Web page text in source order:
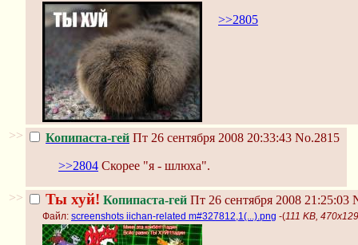
>>2805
>> Копипаста-гей Пт 26 сентября 2008 20:33:43 No.2815
>>2804 Скорее "я - шлюха".
>> Ты хуй! Копипаста-гей Пт 26 сентября 2008 21:25:03
Файл: screenshots iichan-related m#327812,1(...).png -(111 KB,